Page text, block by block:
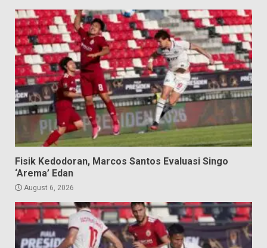
Fisik Kedodoran, Marcos Santos Evaluasi Singo
‘Arema’ Edan
August 6, 2026